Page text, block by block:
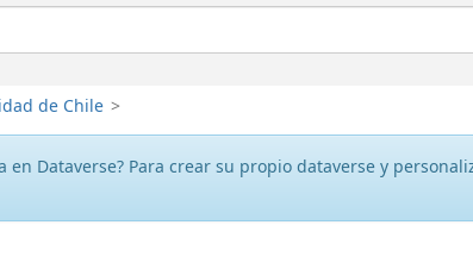
de Chile >
en Dataverse? Para crear su propio dataverse y